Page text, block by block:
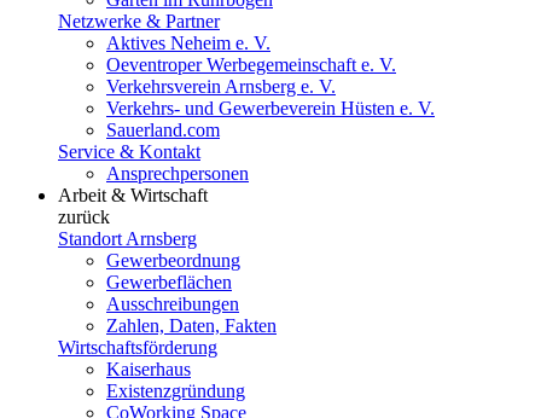
Netzwerke & Partner
Aktives Neheim e. V.
Oeventroper Werbegemeinschaft e. V.
Verkehrsverein Arnsberg e. V.
Verkehrs- und Gewerbeverein Hüsten e. V.
Sauerland.com
Service & Kontakt
Ansprechpersonen
Arbeit & Wirtschaft
zurück
Standort Arnsberg
Gewerbeordnung
Gewerbeflächen
Ausschreibungen
Zahlen, Daten, Fakten
Wirtschaftsförderung
Kaiserhaus
Existenzgründung
CoWorking Space